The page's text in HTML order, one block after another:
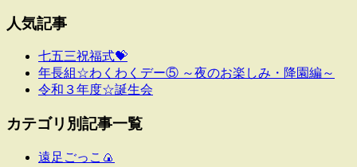
人気記事
七五三祝福式💝
年長組☆わくわくデー⑤ ～夜のお楽しみ・降園編～
令和３年度☆誕生会
カテゴリ別記事一覧
遠足ごっこ🍙